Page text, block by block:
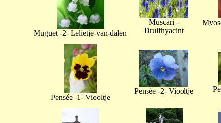
Muguet -2- Lelietje-van-dalen
Muscari -
Druifhyacint
Pensée -1- Viooltje
Pensée -2- Viooltje